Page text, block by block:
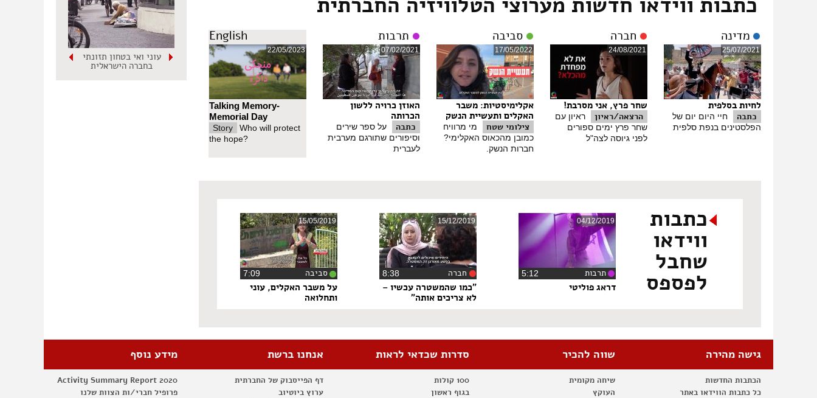
מדינה
25/07/2021
לחיות בסלפית
כתבה
חיי היום יום של
הפלסטינים בנפת סלפית
חברה
24/08/2021
שחר פרץ, אני מסרבת!
הרצאה/ראיון
ראיון עם
שחר פרץ ימים ספורים
לפני גיוסה לצה"ל
סביבה
17/05/2022
אקלימיסטיות: משבר
האקלים ותעשיית הנשק
צילומי שטח
מי מרוויח
כמובן מהכאוס האקלימי?
חברות הנשק.
תרבות
07/02/2021
האוזן כרויה ללשון
הכרותה
כתבה
על ספר שירים
וסיפורים שתורגם מערבית
לעברית
English
22/05/2023
Talking Memory-
Memorial Day
Story
Who will protect
the hope?
עוני ואי בטחון תזונתי
בחברה הישראלית
כתבות
ווידאו
שחבל
לפספס
04/12/2019
תרבות
דראג פוליטי
15/12/2019
חברה
"כמו שהמשטרה עכשיו –
לא צריכים אותה"
15/05/2019
סביבה
על משבר האקלים, עוני
ותחלואה
גישה מהירה
הכתבות החדשות
כל כתבות הווידאו באתר
שווה להכיר
שיחה מקומית
העוקץ
סדרות שכדאי לראות
100 קולות
בגוף ראשון
אנחנו ברשת
דף הפייסבוק של החברתית
ערוץ ביוטיוב
מידע נוסף
Activity Summary Report 2020
פרופיל חברי/ות הצוות שלנו